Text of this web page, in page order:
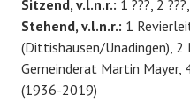
Sitzend, v.l.n.r.: 1 ???, 2
Stehend, v.l.n.r.: 1
(Dittishausen/Unadingen),
Gemeinderat Martin
(1936-2019)